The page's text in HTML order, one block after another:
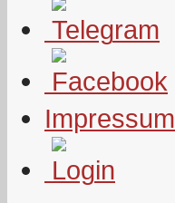
Impressum